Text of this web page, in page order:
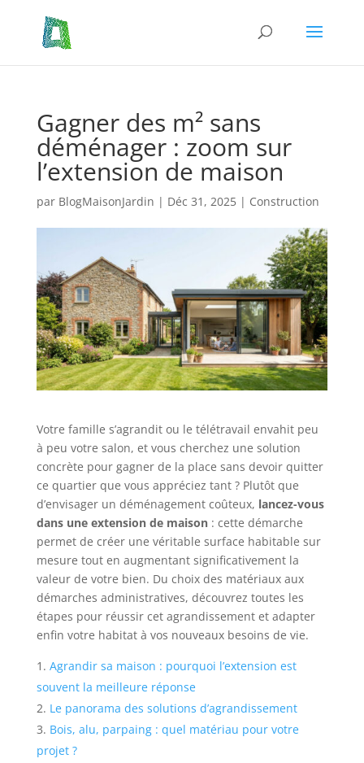
Gagner des m² sans
déménager : zoom sur
l’extension de maison
par BlogMaisonJardin | Déc 31, 2025| Construction
Votre famille s’agrandit ou le télétravail envahit peu
à peu votre salon, et vous cherchez une solution
concrète pour gagner de la place sans devoir quitter
ce quartier que vous appréciez tant ? Plutôt que
d’envisager un déménagement coûteux, lancez-vous
dans une extension de maison: cette démarche
permet de créer une véritable surface habitable sur
mesure tout en augmentant significativement la
valeur de votre bien. Du choix des matériaux aux
démarches administratives, découvrez toutes les
étapes pour réussir cet agrandissement et adapter
enfin votre habitat à vos nouveaux besoins de vie.
Agrandir sa maison : pourquoi l’extension est
souvent la meilleure réponse
Le panorama des solutions d’agrandissement
Bois, alu, parpaing : quel matériau pour votre
projet ?